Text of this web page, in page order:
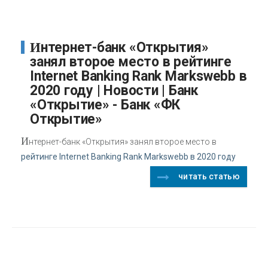
Интернет-банк «Открытия»
занял второе место в рейтинге
Internet Banking Rank Markswebb в
2020 году | Новости | Банк
«Открытие» - Банк «ФК
Открытие»
Интернет-банк «Открытия» занял второе место в
рейтинге Internet Banking Rank Markswebb в 2020 году
читать статью